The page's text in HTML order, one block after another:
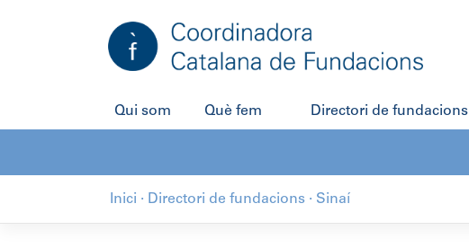
Qui som Què fem Directori de fundacions
Inici · Directori de fundacions · Sinaí